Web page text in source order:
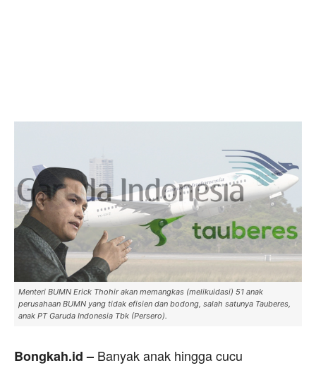
Menteri BUMN Erick Thohir akan memangkas (melikuidasi) 51 anak
perusahaan BUMN yang tidak efisien dan bodong, salah satunya Tauberes,
anak PT Garuda Indonesia Tbk (Persero).
Bongkah.id – Banyak anak hingga cucu